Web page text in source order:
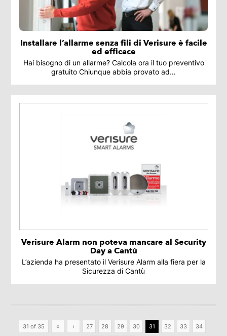
Installare l’allarme senza fili di Verisure è facile
ed efficace
Hai bisogno di un allarme? Calcola ora il tuo preventivo
gratuito Chiunque abbia provato ad…
Verisure Alarm non poteva mancare al Security
Day a Cantù
L’azienda ha presentato il Verisure Alarm alla fiera per la
Sicurezza di Cantù
31 of 35 « ‹ 27 28 29 30 31 32 33 34